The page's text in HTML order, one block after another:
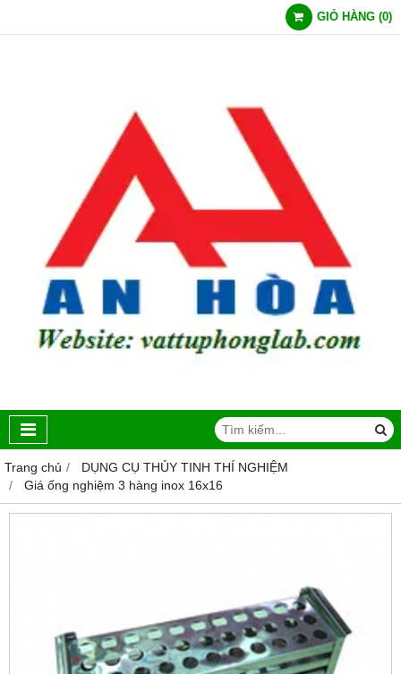
GIỎ HÀNG (0)
Trang chủ
DỤNG CỤ THỦY TINH THÍ NGHIỆM
Giá ống nghiệm 3 hàng inox 16x16